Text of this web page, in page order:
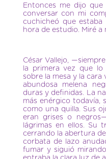
Entonces me dijo
conversar con mi
cuchicheó que
hora de estudio. Miré a
César Vallejo,
la primera vez que
sobre la mesa y la cara
abundosa melena
duras y definidas. La
más enérgico todavía,
como una quilla. Sus
eran grises o
lágrimas en ellos. Su
cerrando la abertura
corbata de lazo
fumar y siguió